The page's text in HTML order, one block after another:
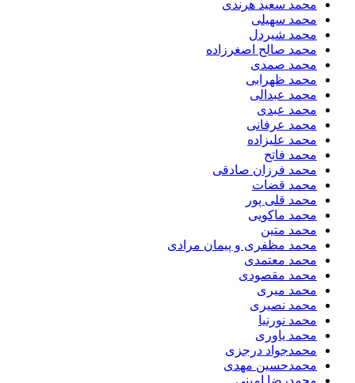
محمد سعید هرندی
محمد سهیلی
​محمد شیردل
محمد صالح اصغرزاده
محمد صمدی
محمد ظهرابی
محمد عبدالی
محمد عبدی
محمد عرفانی
محمد علیزاده
محمد فاتح
محمد فرزان صادقی
محمد قضات
محمد قلی پور
محمد ماکویی
محمد متین
محمد مظفری و پیمان مرادی
محمد معتمدی
محمد مقصودی
محمد میری
محمد نصیری
محمد نورنیا
محمد یاوری
محمدجواد درجزی
محمدحسین مهدی
محمدرضا امینی